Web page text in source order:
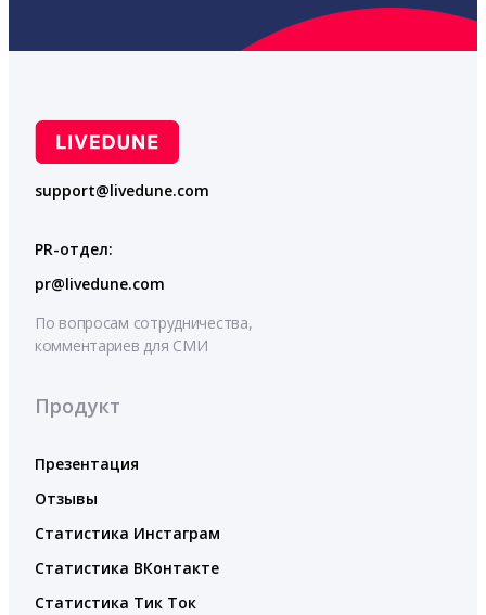
support@livedune.com
PR-отдел:
pr@livedune.com
По вопросам сотрудничества,
комментариев для СМИ
Продукт
Презентация
Отзывы
Статистика Инстаграм
Статистика ВКонтакте
Статистика Тик Ток